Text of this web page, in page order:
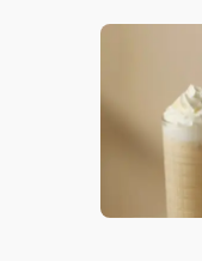
İLETIŞIM